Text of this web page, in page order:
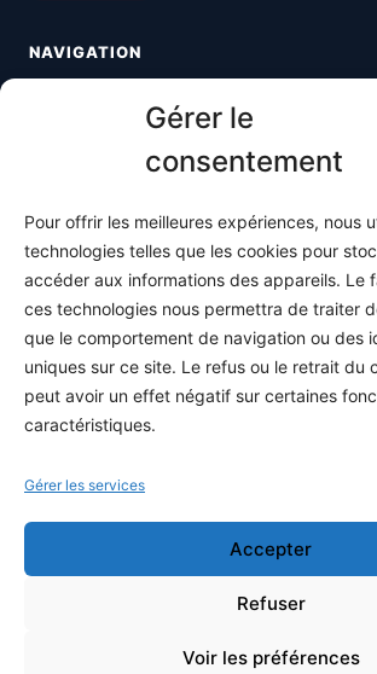
Gérer le
consentement
Pour offrir les meilleures expériences, nous
technologies telles que les cookies pour
accéder aux informations des appareils. Le
ces technologies nous permettra de traiter
que le comportement de navigation ou des
uniques sur ce site. Le refus ou le retrait du
peut avoir un effet négatif sur certaines
caractéristiques.
Gérer les services
Accepter
Refuser
Voir les préférences
NAVIGATION
Toutes les maths
S'abonner
À propos
Contact / Support
Mes publications
INFORMATIONS LÉGALES
Conditions générales de vente